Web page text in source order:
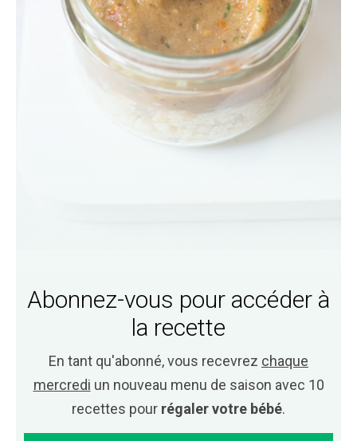
Abonnez-vous pour accéder à
la recette
En tant qu'abonné, vous recevrez chaque
mercredi un nouveau menu de saison avec 10
recettes pour régaler votre bébé.